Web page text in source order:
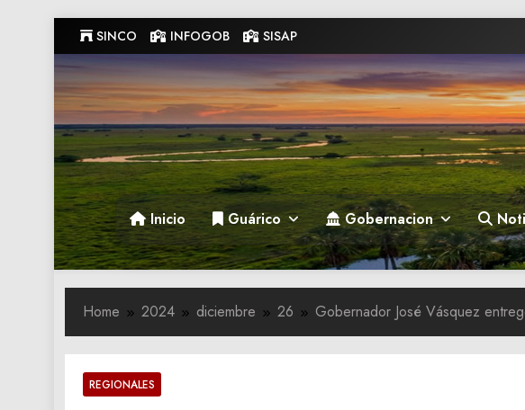
to
content
SINCO INFOGOB SISAP
Gobernacion de Guarico
Gobernacion de Guarico
Inicio Guárico Gobernacion
Home 2024 diciembre 26 Gobernador José Vásquez
REGIONALES